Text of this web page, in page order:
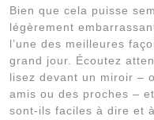
Bien que cela puisse
légèrement
l’une des meilleures
grand jour. Écoutez
lisez devant un miroir –
amis ou des proches –
sont-ils faciles à dire et